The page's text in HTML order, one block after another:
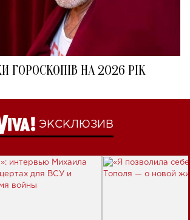
ГОРОСКОПІВ НА 2026 РІК
ЭКСКЛЮЗИВ